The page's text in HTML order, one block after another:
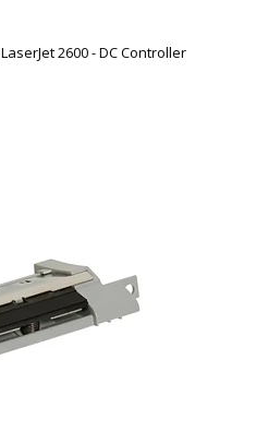
2600 - DC Controller